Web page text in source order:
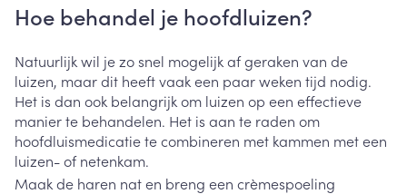
Hoe behandel je hoofdluizen?
Natuurlijk wil je zo snel mogelijk af geraken van de
luizen, maar dit heeft vaak een paar weken tijd nodig.
Het is dan ook belangrijk om luizen op een effectieve
manier te behandelen. Het is aan te raden om
hoofdluismedicatie te combineren met kammen met een
luizen- of netenkam.
Maak de haren nat en breng een crèmespoeling